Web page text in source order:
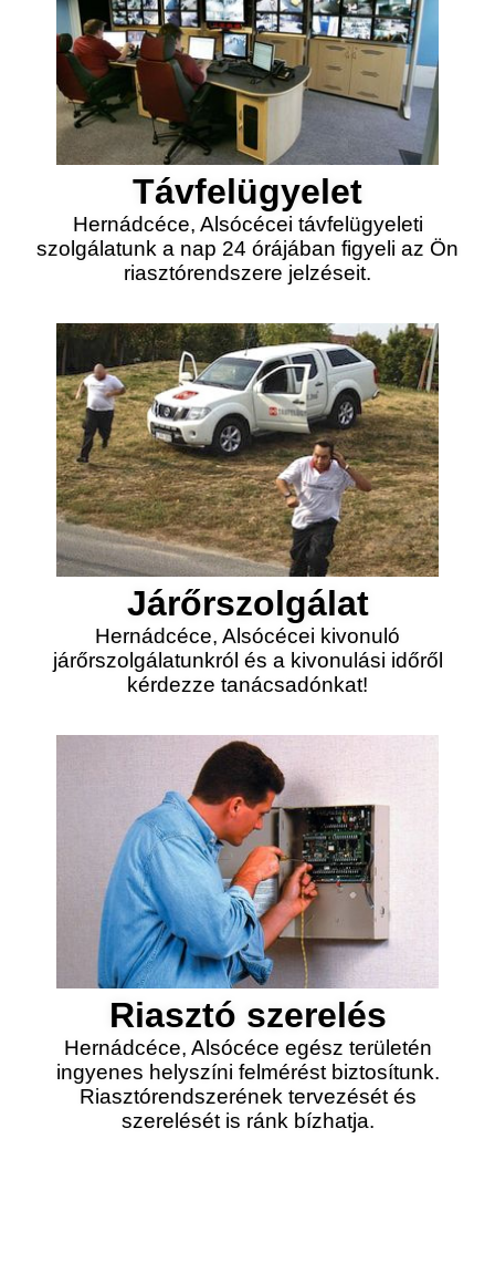
Távfelügyelet
Hernádcéce, Alsócécei távfelügyeleti
szolgálatunk a nap 24 órájában figyeli az Ön
riasztórendszere jelzéseit.
Járőrszolgálat
Hernádcéce, Alsócécei kivonuló
járőrszolgálatunkról és a kivonulási időről
kérdezze tanácsadónkat!
Riasztó szerelés
Hernádcéce, Alsócéce egész területén
ingyenes helyszíni felmérést biztosítunk.
Riasztórendszerének tervezését és
szerelését is ránk bízhatja.